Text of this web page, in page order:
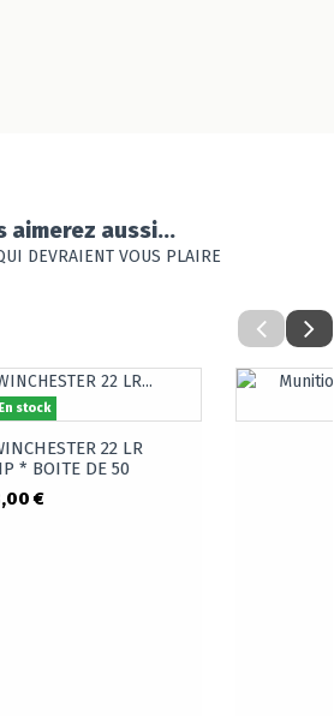
aimerez aussi...
DEVRAIENT VOUS PLAIRE
En stock
22 LR
* BOITE DE 50
€